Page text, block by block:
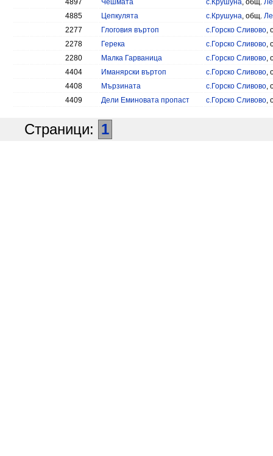
4897
Чешмата с.Крушуна, общ.
4885
Цепкулята с.Крушуна, общ.
2277
Глоговия въртоп с.Горско Сливово,
2278
Герека с.Горско Сливово,
2280
Малка Гарваница с.Горско Сливово,
4404
Иманярски въртоп с.Горско Сливово,
4408
Мързината с.Горско Сливово,
4409
Дели Еминовата пропаст с.Горско Сливово,
Страници: 1